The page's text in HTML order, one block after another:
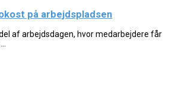
på arbejdspladsen
af arbejdsdagen, hvor medarbejdere får